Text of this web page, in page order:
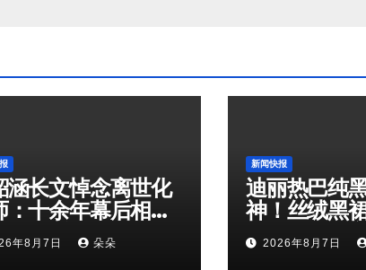
涵长文悼念离世化
：十余年幕后相
是娱乐圈最温柔的
奔赴
年8月7日 朵朵
新闻快报
迪丽热巴纯
神！丝绒黑
鹅解锁顶级高
2026年8月7日